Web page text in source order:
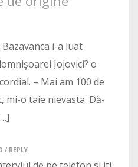
i-a luat
Jojovici? o
– Mai am 100 de
mi-o taie nievasta. Dă-
/ REPLY